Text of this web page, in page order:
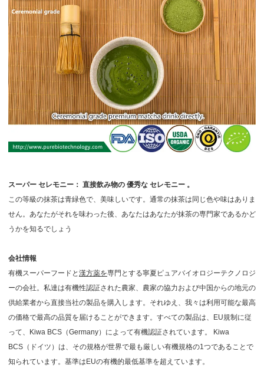
スーパー セレモニー： 直接飲み物の 優秀な セレモニー 。
この等級の抹茶は青緑色で、美味しいです。通常の抹茶は同じ色や味はありま
せん。あなたがそれを味わった後、あなたはあなたが抹茶の専門家であるかど
うかを知るでしょう
会社情報
有機スーパーフードと 漢方薬を専門とする寧夏ピュアバイオロジーテクノロジ
ーの会社。私達は有機性認証された農家、農家の協力および中国からの地元の
供給業者から直接当社の製品を購入します。それゆえ、我々は利用可能な最高
の価格で最高の品質を届けることができます。すべての製品は、EU規制に従
って、Kiwa BCS（Germany）によって有機認証されています。 Kiwa
BCS（ドイツ）は、その規格が世界で最も厳しい有機規格の1つであることで
知られています。基準はEUの有機的最低基準を超えています。